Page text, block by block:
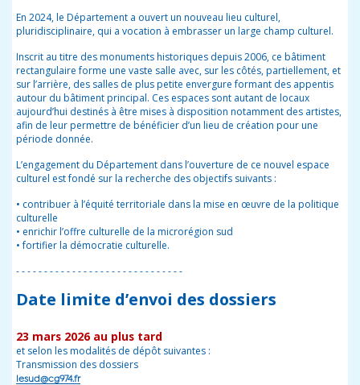
En 2024, le Département a ouvert un nouveau lieu culturel,
pluridisciplinaire, qui a vocation à embrasser un large champ culturel.
Inscrit au titre des monuments historiques depuis 2006, ce bâtiment
rectangulaire forme une vaste salle avec, sur les côtés, partiellement, et
sur l’arrière, des salles de plus petite envergure formant des appentis
autour du bâtiment principal. Ces espaces sont autant de locaux
aujourd’hui destinés à être mises à disposition notamment des artistes,
afin de leur permettre de bénéficier d’un lieu de création pour une
période donnée.
L’engagement du Département dans l’ouverture de ce nouvel espace
culturel est fondé sur la recherche des objectifs suivants :
• contribuer à l’équité territoriale dans la mise en œuvre de la politique
culturelle
• enrichir l’offre culturelle de la microrégion sud
• fortifier la démocratie culturelle.
- - - - - - - - - - - - - - - - - - - - - - - - - - - - - -
Date limite d’envoi des dossiers
23 mars 2026 au plus tard
et selon les modalités de dépôt suivantes :
Transmission des dossiers
lesud@cg974.fr